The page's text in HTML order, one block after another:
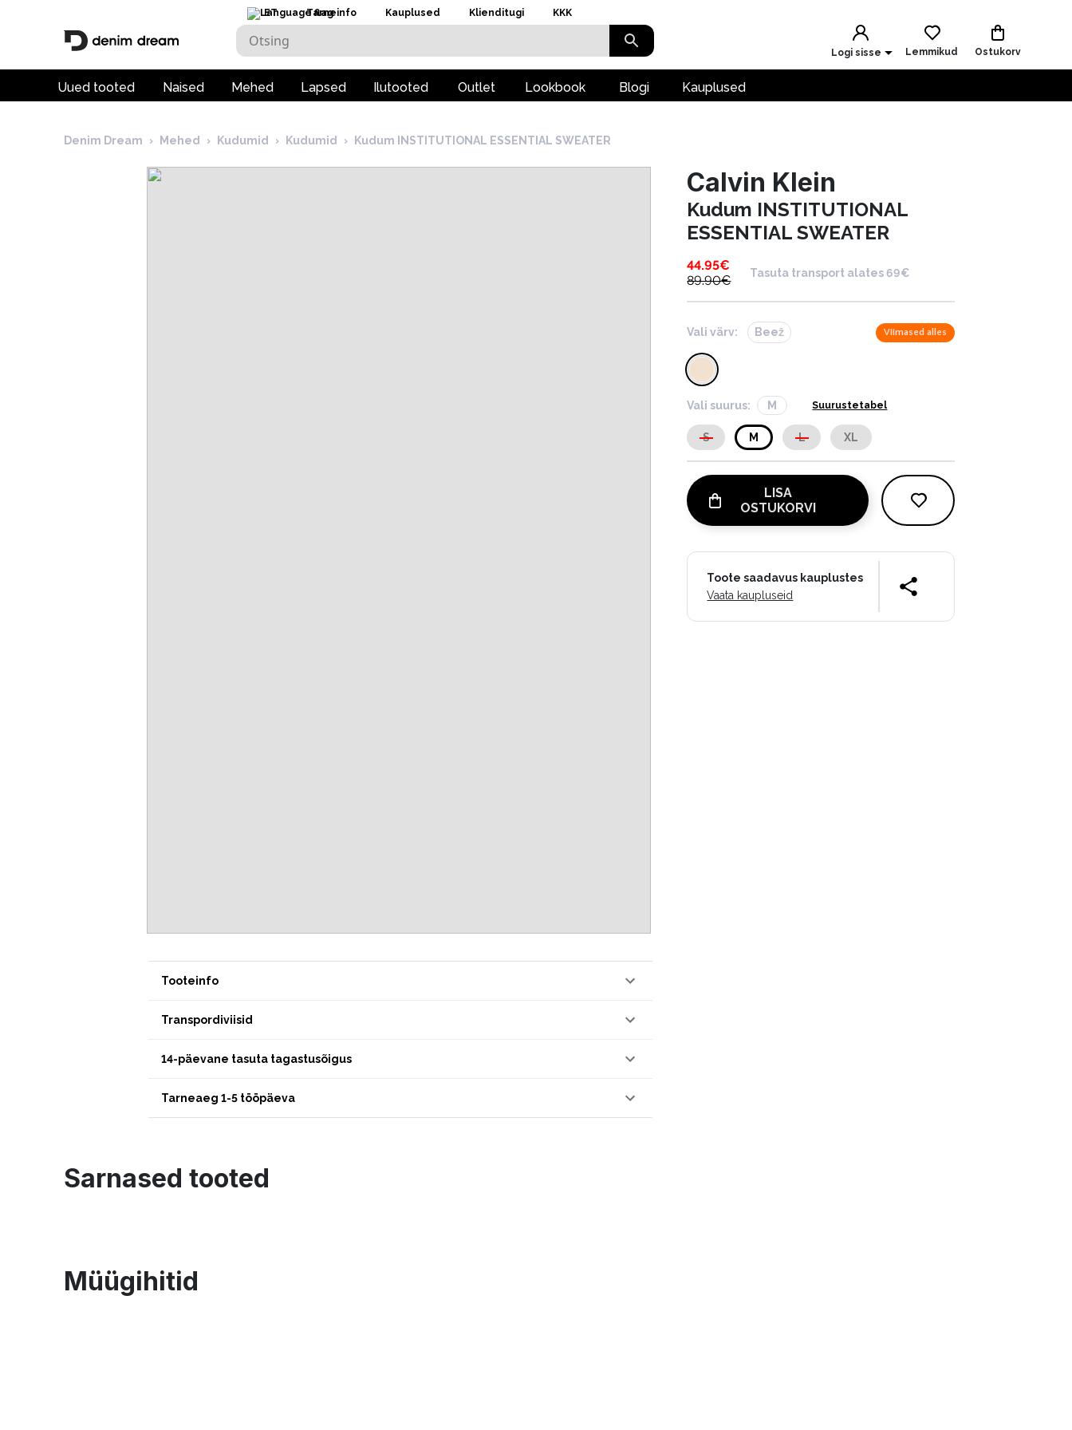
ET Tarneinfo Kauplused Klienditugi KKK
Logi sisse Lemmikud Ostukorv
Uued tooted Naised Mehed Lapsed Ilutooted Outlet Lookbook Blogi Kauplused
Denim Dream › Mehed › Kudumid › Kudumid › Kudum INSTITUTIONAL ESSENTIAL SWEATER
Tooteinfo
Transpordiviisid
14-päevane tasuta tagastusõigus
Tarneaeg 1-5 tööpäeva
Calvin Klein
Kudum INSTITUTIONAL
ESSENTIAL SWEATER
44.95€
89.90€
Tasuta transport alates 69€
Vali värv: Beež Viimased alles
Vali suurus: M Suurustetabel
S M L XL
LISA
OSTUKORVI
Toote saadavus kauplustes
Vaata kaupluseid
Sarnased tooted
Müügihitid